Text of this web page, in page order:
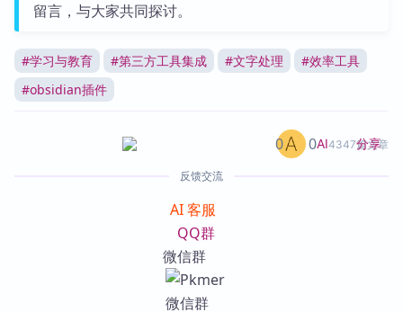
留言，与大家共同探讨。
#学习与教育 #第三方工具集成 #文字处理 #效率工具
#obsidian插件
AI4347篇文章
0 0 分享
反馈交流
AI 客服
QQ群
微信群